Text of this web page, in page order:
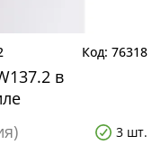
76318
в
3 шт.